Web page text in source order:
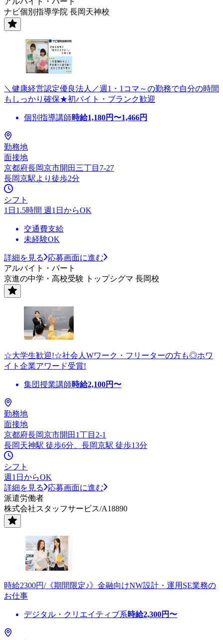
ナビ個別指導学院 長岡天神校
＼健康経営認定優良法人／週1・1コマ～の勤務で自分の時間
もしっかり確保★初バイト・ブランク歓迎
個別指導講師時給1,180円〜1,466円
勤務地
面接地
京都府長岡京市開田三丁目7-27
長岡京駅より徒歩2分
シフト
1日1.5時間 週1日からOK
交通費支給
未経験OK
詳細を見る
応募画面に進む
アルバイト・パート
京進の中学・高校受験 トップシグマ 長岡校
☆大学生歓迎!☆社会人Wワーク・フリーターの方も◎ホワ
イト企業アワード受賞!
集団授業講師時給2,100円〜
勤務地
面接地
京都府長岡京市開田1丁目2-1
長岡天神駅 徒歩6分、長岡京駅 徒歩13分
シフト
週1日からOK
詳細を見る
応募画面に進む
派遣労働者
株式会社スタッフサービス/A18890
時給2300円/《期間限定♪》金融向けNW設計・運用SE業務の
お仕事
デジタル・クリエイティブ系時給2,300円〜